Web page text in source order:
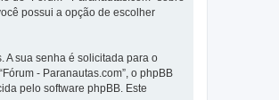
possui a opção de escolher
A sua senha é solicitada para o
- Paranautas.com”, o phpBB
pelo software phpBB. Este